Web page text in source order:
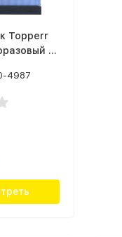
Topperr
1
4987